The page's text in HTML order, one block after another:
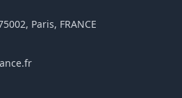
Paris, FRANCE